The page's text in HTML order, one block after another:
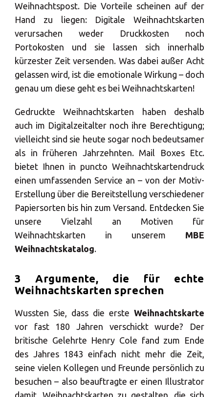
Weihnachtspost. Die Vorteile scheinen auf der
Hand zu liegen: Digitale Weihnachtskarten
verursachen weder Druckkosten noch
Portokosten und sie lassen sich innerhalb
kürzester Zeit versenden. Was dabei außer Acht
gelassen wird, ist die emotionale Wirkung – doch
genau um diese geht es bei Weihnachtskarten!
Gedruckte Weihnachtskarten haben deshalb
auch im Digitalzeitalter noch ihre Berechtigung;
vielleicht sind sie heute sogar noch bedeutsamer
als in früheren Jahrzehnten. Mail Boxes Etc.
bietet Ihnen in puncto Weihnachtskartendruck
einen umfassenden Service an – von der Motiv-
Erstellung über die Bereitstellung verschiedener
Papiersorten bis hin zum Versand. Entdecken Sie
unsere Vielzahl an Motiven für
Weihnachtskarten in unserem MBE
Weihnachtskatalog.
3 Argumente, die für echte
Weihnachtskarten sprechen
Wussten Sie, dass die erste Weihnachtskarte
vor fast 180 Jahren verschickt wurde? Der
britische Gelehrte Henry Cole fand zum Ende
des Jahres 1843 einfach nicht mehr die Zeit,
seine vielen Kollegen und Freunde persönlich zu
besuchen – also beauftragte er einen Illustrator
damit, Weihnachtskarten zu gestalten, die sich